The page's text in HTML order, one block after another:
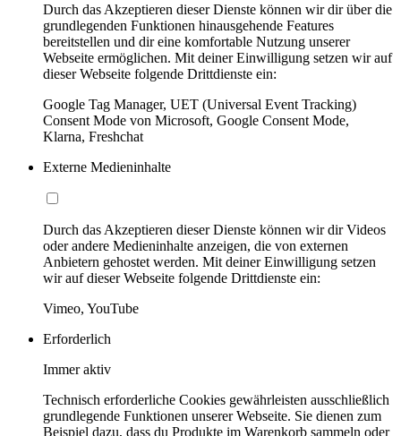
Durch das Akzeptieren dieser Dienste können wir dir über die
grundlegenden Funktionen hinausgehende Features
bereitstellen und dir eine komfortable Nutzung unserer
Webseite ermöglichen. Mit deiner Einwilligung setzen wir auf
dieser Webseite folgende Drittdienste ein:
Google Tag Manager, UET (Universal Event Tracking)
Consent Mode von Microsoft, Google Consent Mode,
Klarna, Freshchat
Externe Medieninhalte
Durch das Akzeptieren dieser Dienste können wir dir Videos
oder andere Medieninhalte anzeigen, die von externen
Anbietern gehostet werden. Mit deiner Einwilligung setzen
wir auf dieser Webseite folgende Drittdienste ein:
Vimeo, YouTube
Erforderlich
Immer aktiv
Technisch erforderliche Cookies gewährleisten ausschließlich
grundlegende Funktionen unserer Webseite. Sie dienen zum
Beispiel dazu, dass du Produkte im Warenkorb sammeln oder